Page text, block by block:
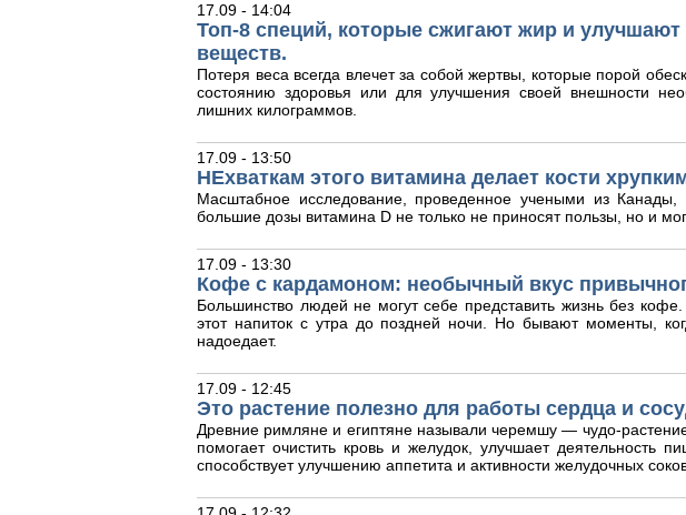
17.09 - 14:04
Топ-8 специй, которые сжигают жир и улучшают
веществ.
Потеря веса всегда влечет за собой жертвы, которые порой
состоянию здоровья или для улучшения своей внешности
лишних килограммов.
17.09 - 13:50
НЕхваткам этого витамина делает кости
Масштабное исследование, проведенное учеными из Канады,
большие дозы витамина D не только не приносят пользы, но и
17.09 - 13:30
Кофе с кардамоном: необычный вкус
Большинство людей не могут себе представить жизнь без
этот напиток с утра до поздней ночи. Но бывают моменты,
надоедает.
17.09 - 12:45
Это растение полезно для работы сердца и
Древние римляне и египтяне называли черемшу — чудо-
помогает очистить кровь и желудок, улучшает деятельность
способствует улучшению аппетита и активности желудочных